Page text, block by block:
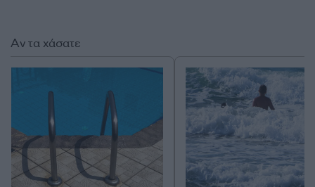
Αν τα χάσατε